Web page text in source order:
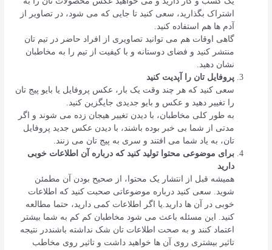
اشتراک بگذارید، سعی کنید تا جایی که می شود، در تصاویر از
آدم ها هم استفاده کنید.
گاهی اوقات هم می توانید تصاویری از افراد حاضر در تیم تان
منتشر کنید و فضای دوستانه و با کیفیت از تیم را به مخاطبان
نشان دهید.
پروفایل تان را آپدیت کنید
سعی کنید که هر چند وقت یک بار، عکس پروفایل یا بایو پیج تان
را تغییر دهید و عکس و بایو جدیدی جایگزین کنید.
به طور کلی مخاطبان، با دیدن تغییر هیجان زده می شوند و اگر
مدتی از شما بی خبر بوده باشند، با دیدن عکس جدید پروفایل
تان، به یاد شما می افتند و سری به پیج تان می زنند.
برای موضوعی محتوا تولید کنید که درباره آن اطلاعات خوبی
دارید
همیشه قبل از انتشار یک محتوا، از صحیح بودن آن مطمئن
شوید. سعی کنید درباره موضوعاتی صحبت کنید که اطلاعات
خوبی در آن ها دارید.یا اگر اطلاعات کمی دارید، حتما مطالعه
کنید. این مسئله باعث می شود مخاطبان کم کم به شما بیشتر
اعتماد کنند و به صحت اطلاعات تان شک نداشته باشنددر نتیجه
تاثیر بیشتری روی آن ها خواهید داشت و تاثیر روی مخاطب